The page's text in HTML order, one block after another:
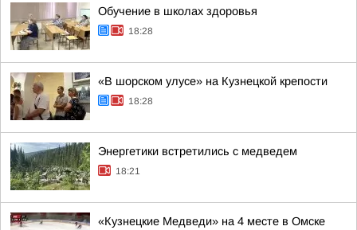
Обучение в школах здоровья
18:28
«В шорском улусе» на Кузнецкой крепости
18:28
Энергетики встретились с медведем
18:21
«Кузнецкие Медведи» на 4 месте в Омске